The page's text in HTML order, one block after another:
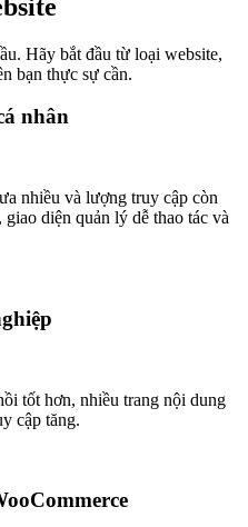
Hãy bắt đầu từ loại website,
bạn thực sự cần.
nhân
nhiều và lượng truy cập còn
diện quản lý dễ thao tác và
tốt hơn, nhiều trang nội dung
cập tăng.